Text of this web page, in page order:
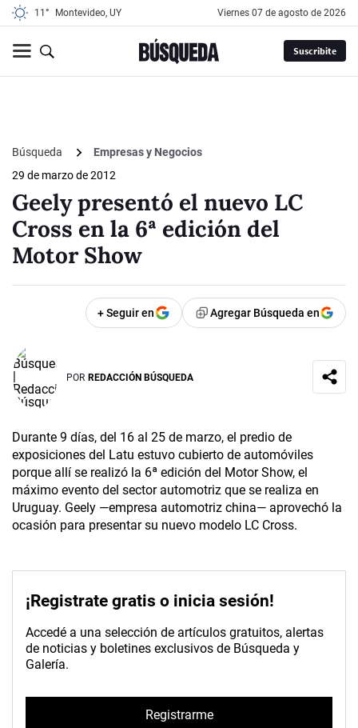
11° Montevideo, UY viernes 07 de agosto de 2026
Suscribite
Búsqueda
Empresas y Negocios
29 de marzo de 2012
Geely presentó el nuevo LC
Cross en la 6ª edición del
Motor Show
+ Seguir en Agregar Búsqueda en
POR REDACCIÓN BÚSQUEDA
Durante 9 días, del 16 al 25 de marzo, el predio de
exposiciones del Latu estuvo cubierto de automóviles
porque allí se realizó la 6ª edición del Motor Show, el
máximo evento del sector automotriz que se realiza en
Uruguay. Geely —empresa automotriz china— aprovechó la
ocasión para presentar su nuevo modelo LC Cross.
¡Registrate gratis o inicia sesión!
Accedé a una selección de artículos gratuitos, alertas
de noticias y boletines exclusivos de Búsqueda y
Galería.
Registrarme